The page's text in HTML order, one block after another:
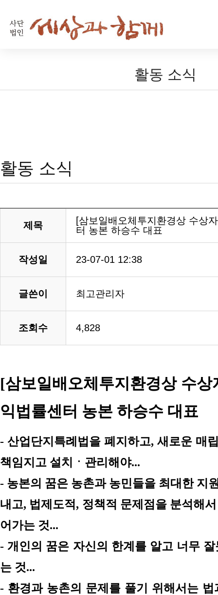
활동 소식
활동 소식
제목
[삼보일배오체투지환경상 수상
터 농본 하승수 대표
작성일 23-07-01 12:38
글쓴이 최고관리자
조회수 4,828
[삼보일배오체투지환경상 수상
익법률센터 농본 하승수 대표
- 산업단지특례법을 폐지하고, 새로운 매
책임지고 설치ㆍ 관리해야...
- 농본의 꿈은 농촌과 농민들을 최대한 지
내고, 법제도적, 정책적 문제점을 분석해
어가는 것...
- 개인의 꿈은 자신의 한계를 알고 너무
는 것...
- 환경과 농촌의 문제를 풀기 위해서는